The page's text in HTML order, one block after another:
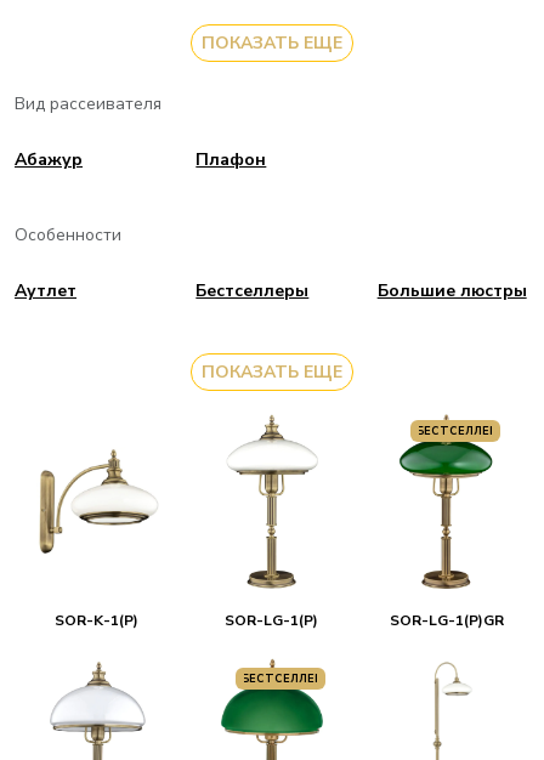
ПОКАЗАТЬ ЕЩЕ
Вид рассеивателя
Aбажур Плафон
Особенности
Аутлет Бестселлеры Большие люстры
ПОКАЗАТЬ ЕЩЕ
SOR-K-1(P) SOR-LG-1(P)
БЕСТСЕЛЛЕР
SOR-LG-1(P)GR
БЕСТСЕЛЛЕР